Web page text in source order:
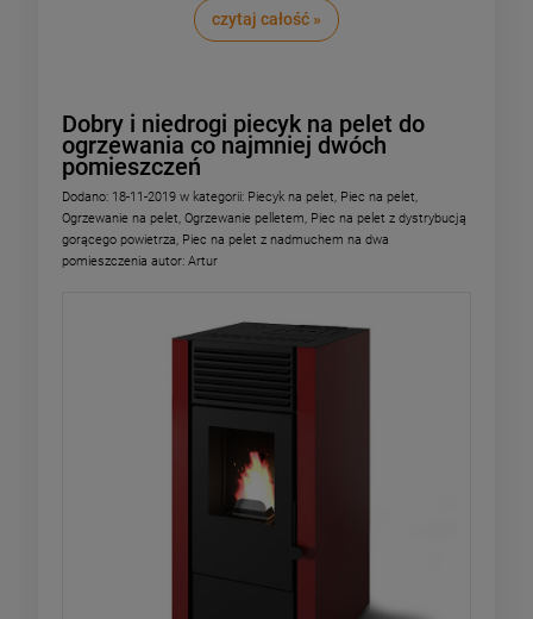
czytaj całość »
Dobry i niedrogi piecyk na pelet do
ogrzewania co najmniej dwóch
pomieszczeń
Dodano: 18-11-2019 w kategorii: Piecyk na pelet, Piec na pelet,
Ogrzewanie na pelet, Ogrzewanie pelletem, Piec na pelet z dystrybucją
gorącego powietrza, Piec na pelet z nadmuchem na dwa
pomieszczenia autor: Artur